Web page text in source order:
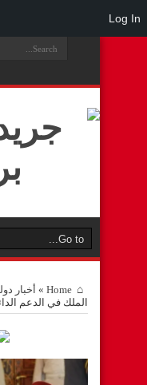
Home
» أخبار
الملك في الدعم
Log In